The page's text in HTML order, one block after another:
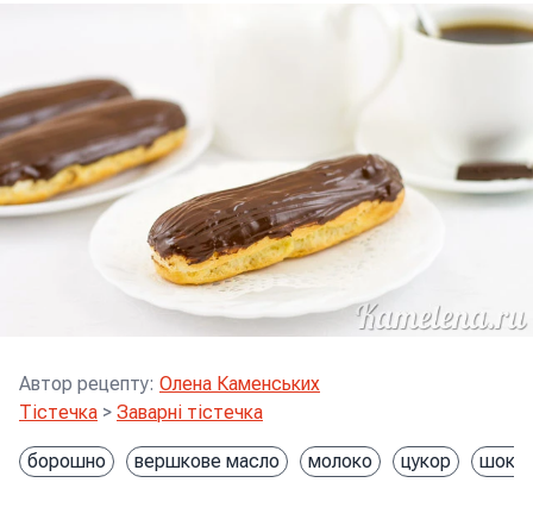
Автор рецепту: Олена Каменських
Тістечка > Заварні тістечка
борошно вершкове масло молоко цукор